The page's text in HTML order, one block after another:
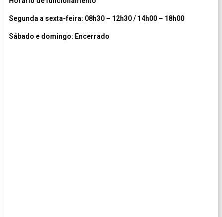
Segunda a sexta-feira: 08h30 – 12h30 / 14h00 – 18h00
Sábado e domingo: Encerrado